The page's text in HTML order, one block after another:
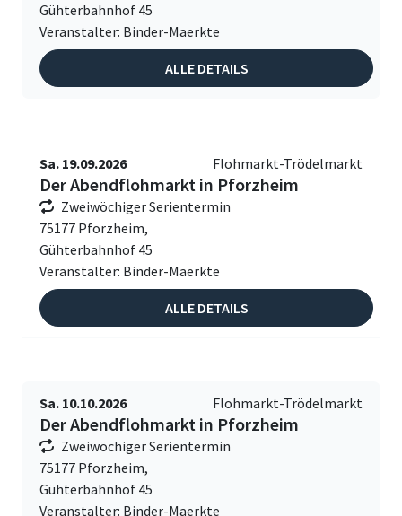
Gühterbahnhof 45
Veranstalter: Binder-Maerkte
ALLE DETAILS
Sa. 19.09.2026 Flohmarkt-Trödelmarkt
Der Abendflohmarkt in Pforzheim
Zweiwöchiger Serientermin
75177 Pforzheim,
Gühterbahnhof 45
Veranstalter: Binder-Maerkte
ALLE DETAILS
Sa. 10.10.2026 Flohmarkt-Trödelmarkt
Der Abendflohmarkt in Pforzheim
Zweiwöchiger Serientermin
75177 Pforzheim,
Gühterbahnhof 45
Veranstalter: Binder-Maerkte